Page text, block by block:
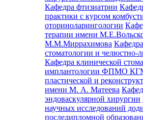
Кафедра фтизиатрии
практики с курсом
оториноларингологии
терапии имени
М.М.Миррахимова
стоматологии и челюстно-
Кафедра клинической
имплантологии ФПМО
пластической и
имени М. А. Матеева
эндоваскулярной хирургии
научных исследований
последипломной